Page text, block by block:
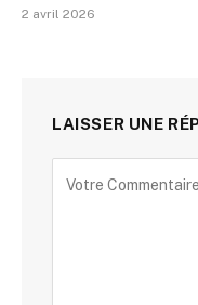
2 avril 2026
LAISSER UNE